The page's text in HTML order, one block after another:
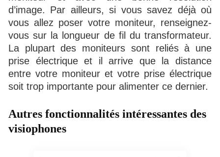
d’image. Par ailleurs, si vous savez déjà où
vous allez poser votre moniteur, renseignez-
vous sur la longueur de fil du transformateur.
La plupart des moniteurs sont reliés à une
prise électrique et il arrive que la distance
entre votre moniteur et votre prise électrique
soit trop importante pour alimenter ce dernier.
Autres fonctionnalités intéressantes des
visiophones